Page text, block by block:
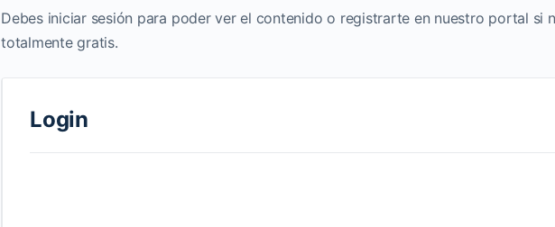
Debes iniciar sesión para poder ver el contenido o registrarte en nuestro portal si
totalmente gratis.
Login